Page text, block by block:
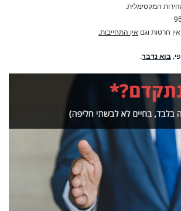
המקסימלית.
חרטות וגם אין התחייבות.
בוא נדבר.